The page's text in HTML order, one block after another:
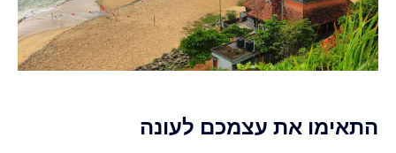
התאימו את עצמכם לעונה